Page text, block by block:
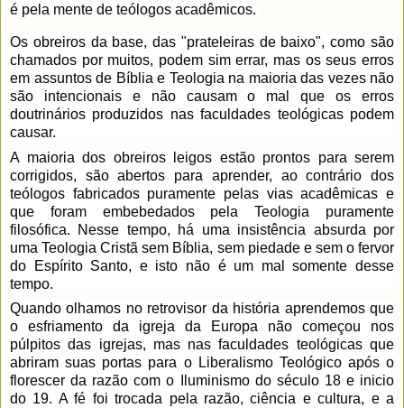
é pela mente de teólogos acadêmicos.
Os obreiros da base, das "prateleiras de baixo", como são
chamados por muitos, podem sim errar, mas os seus erros
em assuntos de Bíblia e Teologia na maioria das vezes não
são intencionais e não causam o mal que os erros
doutrinários produzidos nas faculdades teológicas podem
causar.
A maioria dos obreiros leigos estão prontos para serem
corrigidos, são abertos para aprender, ao contrário dos
teólogos fabricados puramente pelas vias acadêmicas e
que foram embebedados pela Teologia puramente
filosófica. Nesse tempo, há uma insistência absurda por
uma Teologia Cristã sem Bíblia, sem piedade e sem o fervor
do Espírito Santo, e isto não é um mal somente desse
tempo.
Quando olhamos no retrovisor da história aprendemos que
o esfriamento da igreja da Europa não começou nos
púlpitos das igrejas, mas nas faculdades teológicas que
abriram suas portas para o Liberalismo Teológico após o
florescer da razão com o Iluminismo do século 18 e inicio
do 19. A fé foi trocada pela razão, ciência e cultura, e a